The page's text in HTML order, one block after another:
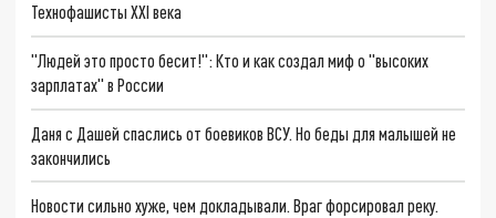
Технофашисты XXI века
"Людей это просто бесит!": Кто и как создал миф о "высоких
зарплатах" в России
Даня с Дашей спаслись от боевиков ВСУ. Но беды для малышей не
закончились
Новости сильно хуже, чем докладывали. Враг форсировал реку.